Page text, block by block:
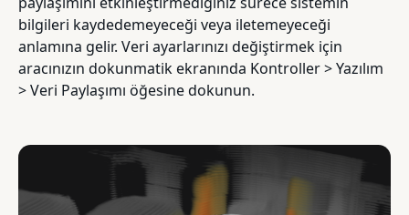
bilgileri kaydedemeyeceği veya iletemeyeceği
anlamına gelir. Veri ayarlarınızı değiştirmek için
aracınızın dokunmatik ekranında Kontroller > Yazılım
> Veri Paylaşımı öğesine dokunun.